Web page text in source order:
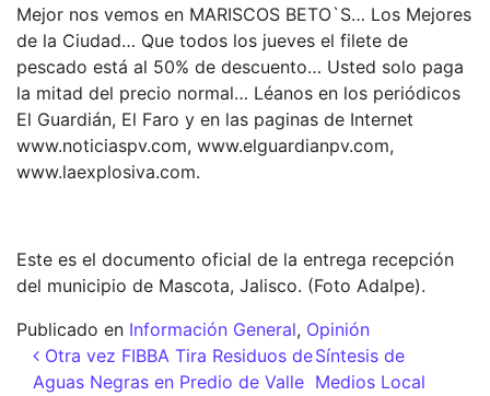
Mejor nos vemos en MARISCOS BETO`S… Los Mejores
de la Ciudad… Que todos los jueves el filete de
pescado está al 50% de descuento… Usted solo paga
la mitad del precio normal… Léanos en los periódicos
El Guardián, El Faro y en las paginas de Internet
www.noticiaspv.com, www.elguardianpv.com,
www.laexplosiva.com.
Este es el documento oficial de la entrega recepción
del municipio de Mascota, Jalisco. (Foto Adalpe).
Publicado en Información General, Opinión
Navegación de entradas
Otra vez FIBBA Tira Residuos de
Aguas Negras en Predio de Valle
Síntesis de
Medios Local